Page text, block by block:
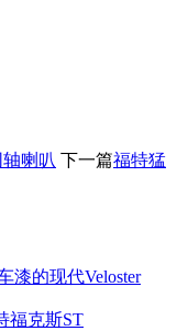
喇叭 下一篇福特猛
漆的现代Veloster
福克斯ST